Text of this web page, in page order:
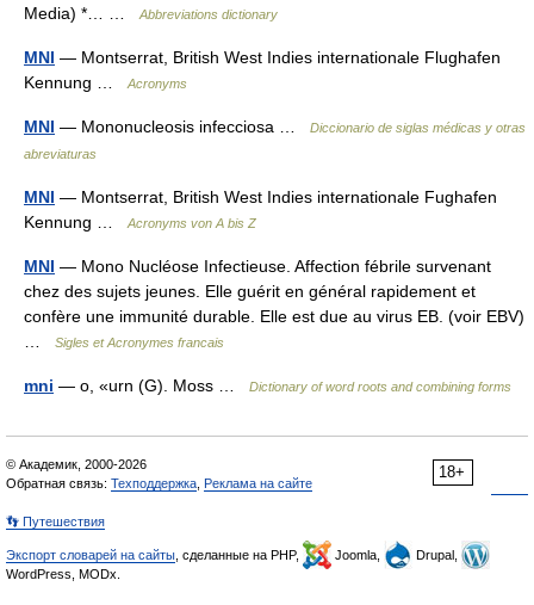
Media) *… …
Abbreviations dictionary
MNI — Montserrat, British West Indies internationale Flughafen
Kennung …
Acronyms
MNI — Mononucleosis infecciosa …
Diccionario de siglas médicas y otras
abreviaturas
MNI — Montserrat, British West Indies internationale Fughafen
Kennung …
Acronyms von A bis Z
MNI — Mono Nucléose Infectieuse. Affection fébrile survenant
chez des sujets jeunes. Elle guérit en général rapidement et
confère une immunité durable. Elle est due au virus EB. (voir EBV)
Sigles et Acronymes francais
mni — o, «urn (G). Moss … Dictionary of word roots and combining forms
18+
© Академик, 2000-2026
Обратная связь: Техподдержка Реклама на сайте
👣 Путешествия
Экспорт словарей на сайты , сделанные на PHP, Joomla,
Drupal,
WordPress, MODx.